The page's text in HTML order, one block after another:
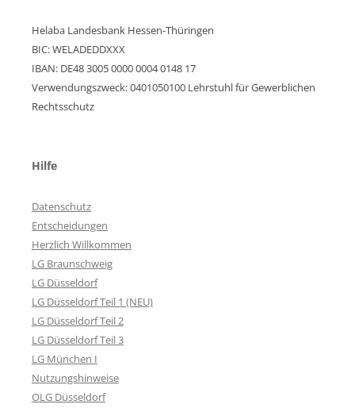
Helaba Landesbank Hessen-Thüringen
BIC: WELADEDDXXX
IBAN: DE48 3005 0000 0004 0148 17
Verwendungszweck: 0401050100 Lehrstuhl für Gewerblichen
Rechtsschutz
Hilfe
Datenschutz
Entscheidungen
Herzlich Willkommen
LG Braunschweig
LG Düsseldorf
LG Düsseldorf Teil 1 (NEU)
LG Düsseldorf Teil 2
LG Düsseldorf Teil 3
LG München I
Nutzungshinweise
OLG Düsseldorf